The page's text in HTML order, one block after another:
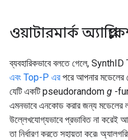
ওয়াটারমার্ক
ব্যবহারিকভাবে বলতে গেলে,
এবং Top-P এরপরে আপনার মডেলের
যেটি একটি pseudorandom g -
এমনভাবে এনকোড করার জন্য মডেলের
উল্লেখযোগ্যভাবে প্রভাবিত না করেই
তা নির্ধারণ করতে সহায়তা করে৷